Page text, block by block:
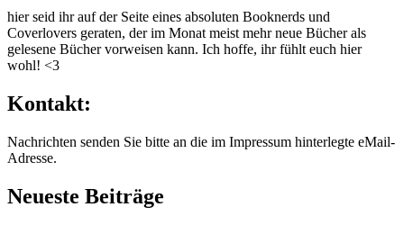
hier seid ihr auf der Seite eines absoluten Booknerds und
Coverlovers geraten, der im Monat meist mehr neue Bücher als
gelesene Bücher vorweisen kann. Ich hoffe, ihr fühlt euch hier
wohl! <3
Kontakt:
Nachrichten senden Sie bitte an die im Impressum hinterlegte eMail-
Adresse.
Neueste Beiträge